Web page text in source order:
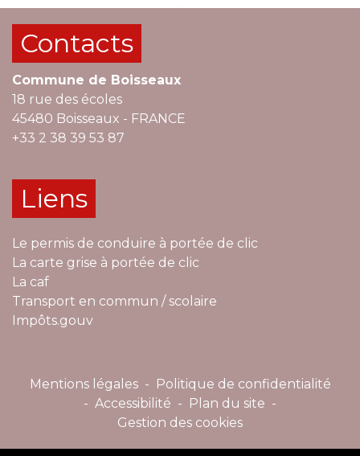
Contacts
Commune de Boisseaux
18 rue des écoles
45480 Boisseaux - FRANCE
+33 2 38 39 53 87
Liens
Le permis de conduire à portée de clic
La carte grise à portée de clic
La caf
Transport en commun / scolaire
Impôts.gouv
Mentions légales - Politique de confidentialité
- Accessibilité - Plan du site -
Gestion des cookies